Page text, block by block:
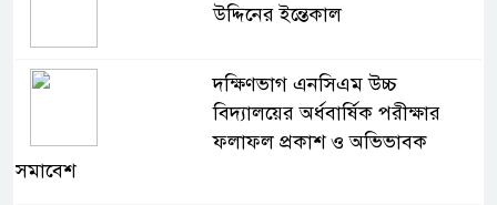
উদ্দিনের ইন্তেকাল
দক্ষিণভাগ এনসিএম উচ্চ
বিদ্যালয়ের অর্ধবার্ষিক পরীক্ষার
ফলাফল প্রকাশ ও অভিভাবক
সমাবেশ